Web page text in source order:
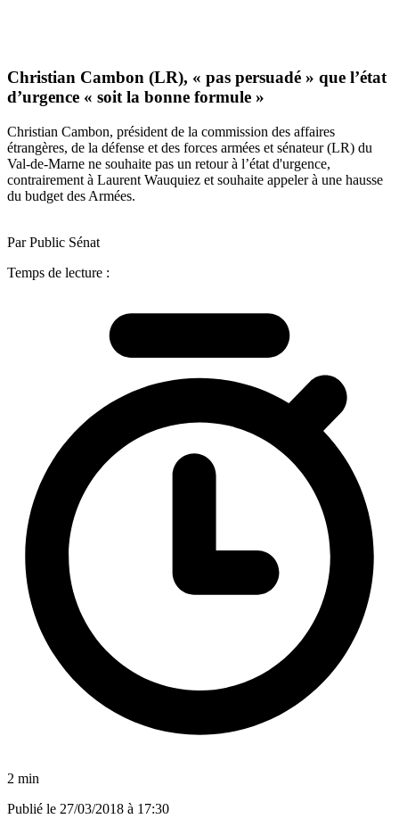
Christian Cambon (LR), « pas persuadé » que l’état
d’urgence « soit la bonne formule »
Christian Cambon, président de la commission des affaires
étrangères, de la défense et des forces armées et sénateur (LR) du
Val-de-Marne ne souhaite pas un retour à l’état d'urgence,
contrairement à Laurent Wauquiez et souhaite appeler à une hausse
du budget des Armées.
Par Public Sénat
Temps de lecture :
2 min
Publié le 27/03/2018 à 17:30